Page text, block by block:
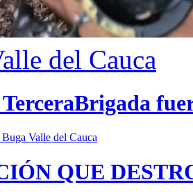
del Cauca
Buga Valle del Cauca
QUE